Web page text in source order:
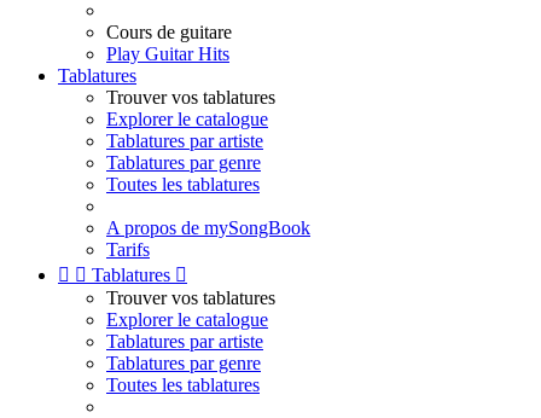
Cours de guitare
Play Guitar Hits
Tablatures
Trouver vos tablatures
Explorer le catalogue
Tablatures par artiste
Tablatures par genre
Toutes les tablatures
A propos de mySongBook
Tarifs
  Tablatures 
Trouver vos tablatures
Explorer le catalogue
Tablatures par artiste
Tablatures par genre
Toutes les tablatures